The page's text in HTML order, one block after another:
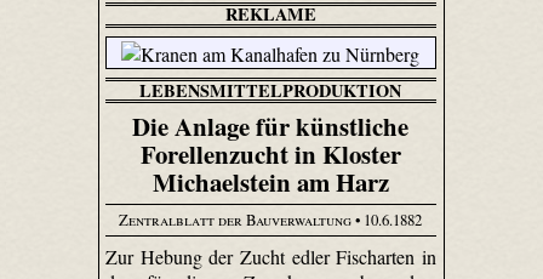
REKLAME
LEBENSMITTELPRODUKTION
Die Anlage für künstliche
Forellenzucht in Kloster
Michaelstein am Harz
Zentralblatt der Bauverwaltung• 10.6.1882
Zur Hebung der Zucht edler Fischarten in